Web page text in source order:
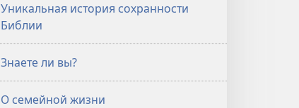
Уникальная история сохранности
Библии
Знаете ли вы?
О семейной жизни